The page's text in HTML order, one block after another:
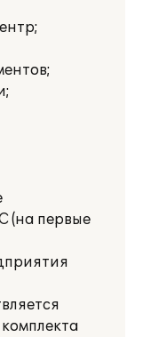
(на первые